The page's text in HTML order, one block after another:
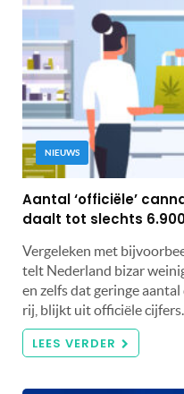
NIEUWS
Aantal ‘officiële’
daalt tot slechts
Vergeleken met
telt Nederland bizar
en zelfs dat geringe
rij, blijkt uit officiële cijfers.
LEES VERDER